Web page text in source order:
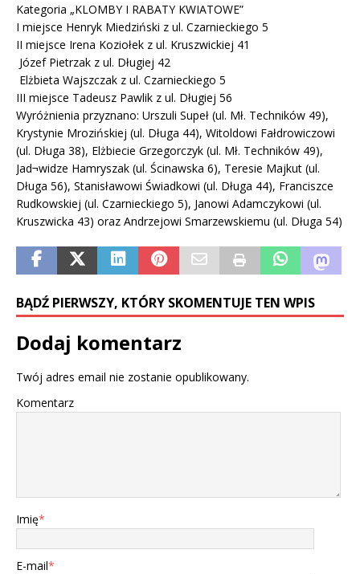
Kategoria „KLOMBY I RABATY KWIATOWE”
I miejsce Henryk Miedziński z ul. Czarnieckiego 5
II miejsce Irena Koziołek z ul. Kruszwickiej 41
Józef Pietrzak z ul. Długiej 42
Elżbieta Wajszczak z ul. Czarnieckiego 5
III miejsce Tadeusz Pawlik z ul. Długiej 56
Wyróżnienia przyznano: Urszuli Supeł (ul. Mł. Techników 49),
Krystynie Mrozińskiej (ul. Długa 44), Witoldowi Fałdrowiczowi
(ul. Długa 38), Elżbiecie Grzegorczyk (ul. Mł. Techników 49),
Jad¬widze Hamryszak (ul. Ścinawska 6), Teresie Majkut (ul.
Długa 56), Stanisławowi Świadkowi (ul. Długa 44), Franciszce
Rudkowskiej (ul. Czarnieckiego 5), Janowi Adamczykowi (ul.
Kruszwicka 43) oraz Andrzejowi Smarzewskiemu (ul. Długa 54)
BĄDŹ PIERWSZY, KTÓRY SKOMENTUJE TEN WPIS
Dodaj komentarz
Twój adres email nie zostanie opublikowany.
Komentarz
Imię*
E-mail*